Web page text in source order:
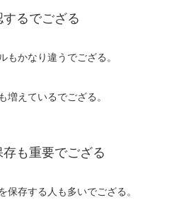
るでござる
もかなり違うでござる。
増えているでござる。
も重要でござる
保存する人も多いでござる。